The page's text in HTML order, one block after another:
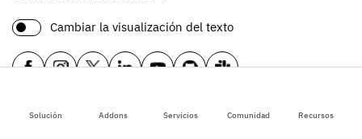
Solución Addons Servicios Comunidad Recursos
Cambiar la visualización del texto